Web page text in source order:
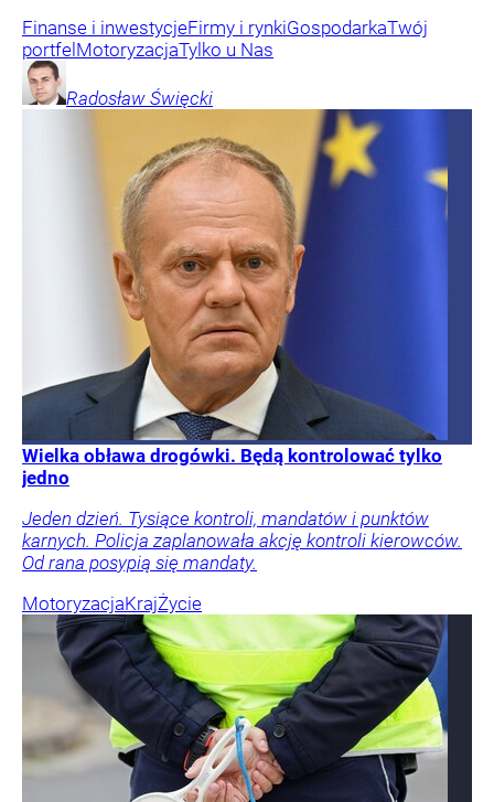
Finanse i inwestycjeFirmy i rynkiGospodarkaTwój
portfel MotoryzacjaTylko u Nas
Radosław Święcki
Wielka obława drogówki. Będą kontrolować tylko
jedno
Jeden dzień. Tysiące kontroli, mandatów i punktów
karnych. Policja zaplanowała akcję kontroli kierowców.
Od rana posypią się mandaty.
MotoryzacjaKrajŻycie